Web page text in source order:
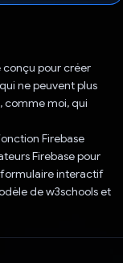
conçu pour créer
ne peuvent plus
comme moi, qui
Firebase
Firebase pour
interactif
de w3schools et